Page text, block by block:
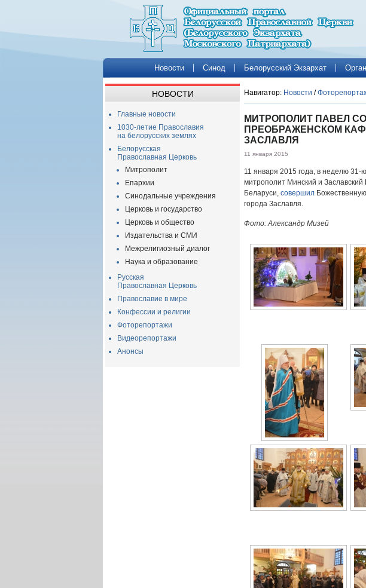
Новости Синод Белорусский Экзархат
НОВОСТИ
Главные новости
1030-летие Православия
на белорусских землях
Белорусская
Православная Церковь
Митрополит
Епархии
Синодальные учреждения
Церковь и государство
Церковь и общество
Издательства и СМИ
Межрелигиозный диалог
Наука и образование
Русская
Православная Церковь
Православие в мире
Конфессии и религии
Фоторепортажи
Видеорепортажи
Анонсы
Навигатор: Новости /
МИТРОПОЛИТ ПАВЕЛ
ПРЕОБРАЖЕНСКОМ
ЗАСЛАВЛЯ
11 января 2015
11 января 2015 года, в неделю
митрополит Минский и
Беларуси, совершил
города Заславля.
Фото: Александр Мизей